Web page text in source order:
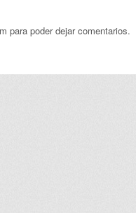
para poder dejar comentarios.